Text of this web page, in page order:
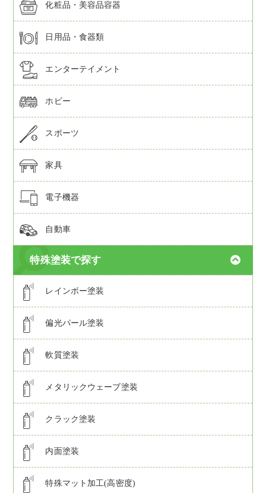
化粧品・美容品容器
日用品・食器類
エンターテイメント
ホビー
スポーツ
家具
電子機器
自動車
特殊塗装で探す
レインボー塗装
偏光パール塗装
軟質塗装
メタリックウェーブ塗装
クラック塗装
内面塗装
特殊マット加工(高密度)